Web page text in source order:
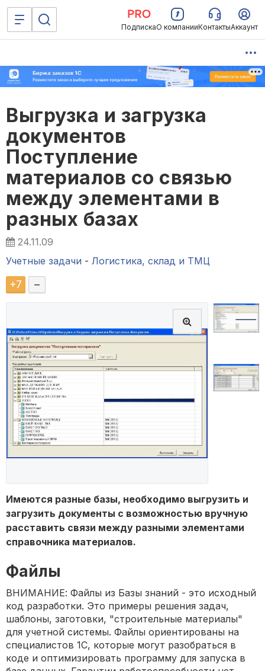
ПодпискаО компанииКонтактыАккаунт
Выгрузка и загрузка
документов
Поступление
материалов со связью
между элементами в
разных базах
24.11.09
Учетные задачи - Логистика, склад и ТМЦ
+7 –
Имеются разные базы, необходимо выгрузить и
загрузить документы с возможностью вручную
расставить связи между разными элементами
справочника материалов.
Файлы
ВНИМАНИЕ: Файлы из Базы знаний - это исходный
код разработки. Это примеры решения задач,
шаблоны, заготовки, "строительные материалы"
для учетной системы. Файлы ориентированы на
специалистов 1С, которые могут разобраться в
коде и оптимизировать программу для запуска в